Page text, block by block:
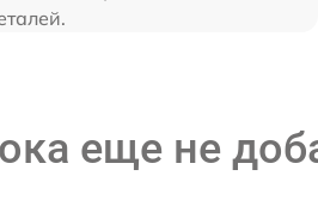
еще не